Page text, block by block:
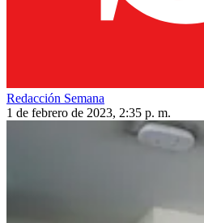
Redacción Semana
1 de febrero de 2023, 2:35 p. m.